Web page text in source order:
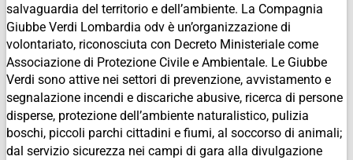
salvaguardia del territorio e dell’ambiente. La Compagnia
Giubbe Verdi Lombardia odv è un’organizzazione di
volontariato, riconosciuta con Decreto Ministeriale come
Associazione di Protezione Civile e Ambientale. Le Giubbe
Verdi sono attive nei settori di prevenzione, avvistamento e
segnalazione incendi e discariche abusive, ricerca di persone
disperse, protezione dell’ambiente naturalistico, pulizia
boschi, piccoli parchi cittadini e fiumi, al soccorso di animali;
dal servizio sicurezza nei campi di gara alla divulgazione